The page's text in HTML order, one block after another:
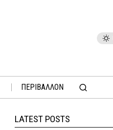
ΠΕΡΙΒΑΛΛΟΝ
LATEST POSTS